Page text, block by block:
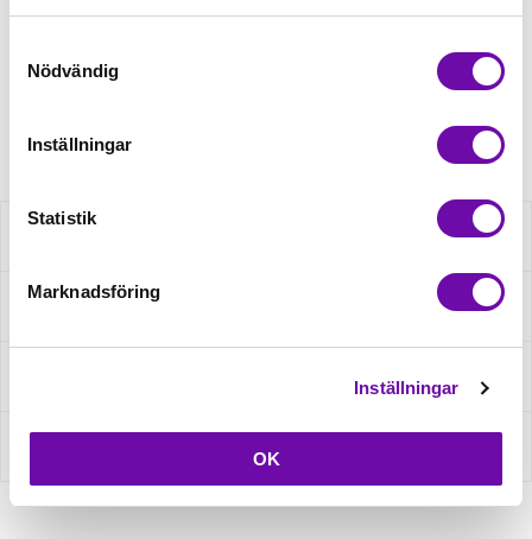
Nödvändig
Inställningar
Statistik
Marknadsföring
Inställningar
OK